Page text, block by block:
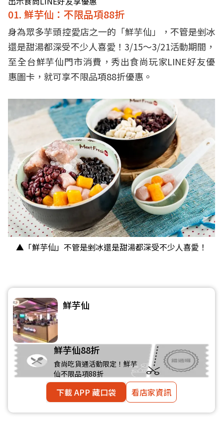
01. 鮮芋仙：不限品項88折
身為眾多芋頭控愛店之一的「鮮芋仙」，不管是剉冰
還是甜湯都深受不少人喜愛！3/15～3/21活動期間，
至全台鮮芋仙門市消費，秀出食尚玩家LINE好友優
惠圖卡，就可享不限品項88折優惠。
▲「鮮芋仙」不管是剉冰還是甜湯都深受不少人喜愛！
鮮芋仙
鮮芋仙88折
食尚吃貨通活動限定！鮮芋
仙不限品項88折
下載 APP 藏口袋 看店家資訊